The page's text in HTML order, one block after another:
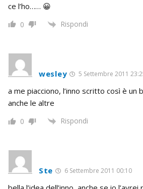
ce l’ho…… 😀
0 Rispondi
wesley 5 Settembre 2011
a me piacciono, l’inno scritto così è un
anche le altre
0 Rispondi
Ste 6 Settembre 2011 00:10